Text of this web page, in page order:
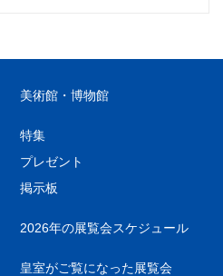
美術館・博物館
特集
プレゼント
掲示板
2026年の展覧会スケジュール
皇室がご覧になった展覧会